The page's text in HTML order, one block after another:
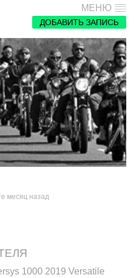
МЕНЮ
ДОБАВИТЬ ЗАПИСЬ
месяц назад
1000 2019 Versatile